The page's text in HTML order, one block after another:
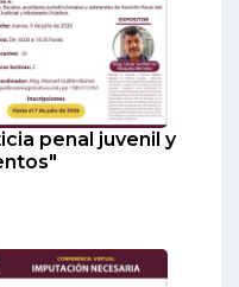
penal juvenil y